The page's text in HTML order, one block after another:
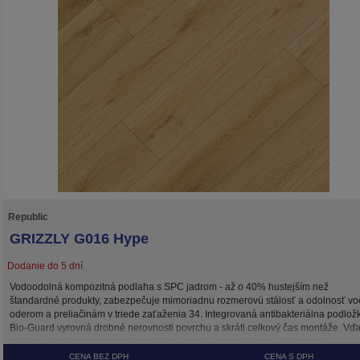
Republic
GRIZZLY G016 Hype
Dodanie do 5 dní
Vodoodolná kompozitná podlaha s SPC jadrom - až o 40% hustejším než
štandardné produkty, zabezpečuje mimoriadnu rozmerovú stálosť a odolnosť
oderom a preliačinám v triede zaťaženia 34. Integrovaná antibakteriálna
Bio-Guard vyrovná drobné nerovnosti povrchu a skráti celkový čas montáže.
nízkemu tepelnému odporu je podlaha vhodná na podlahové vykurovanie.
Povrchová úprava UV Coating zachováva farebnú stálosť podlahy po dlhé roky.
CENA BEZ DPH CENA S DPH